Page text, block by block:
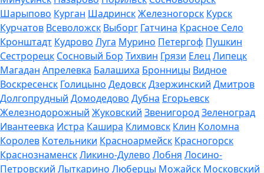
Шарыпово Курган ШадринскЖелезногорск Курск
Курчатов Всеволожск Выборг Гатчина Красное Село
Кронштадт Кудрово Луга Мурино Петергоф Пушкин
Сестрорецк Сосновый Бор Тихвин Грязи ЕлецЛипецк
Магадан Апрелевка Балашиха Бронницы Видное
Воскресенск Голицыно ДедовскДзержинский Дмитров
Долгопрудный Домодедово Дубна Егорьевск
Железнодорожный Жуковский ЗвенигородЗеленоград
Ивантеевка Истра Кашира Климовск Клин Коломна
Королев Котельники Красноармейск Красногорск
КраснознаменскЛикино-Дулево Лобня Лосино-
Петровский Лыткарино Люберцы Можайск Московский